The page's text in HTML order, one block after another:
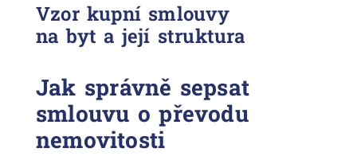
Vzor kupní smlouvy
na byt a její struktura
Jak správně sepsat
smlouvu o převodu
nemovitosti